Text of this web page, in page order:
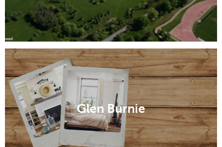
Glen Burnie